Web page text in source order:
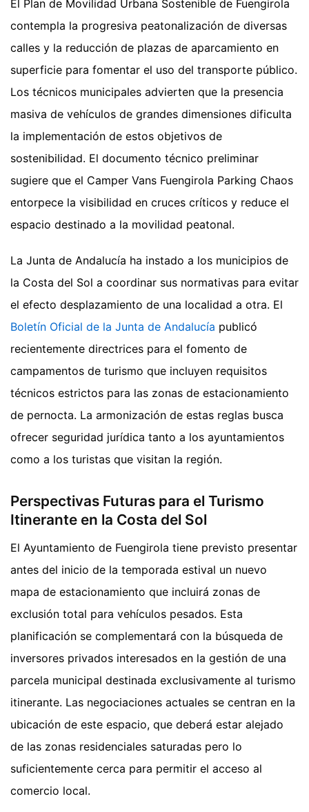
El Plan de Movilidad Urbana Sostenible de Fuengirola
contempla la progresiva peatonalización de diversas
calles y la reducción de plazas de aparcamiento en
superficie para fomentar el uso del transporte público.
Los técnicos municipales advierten que la presencia
masiva de vehículos de grandes dimensiones dificulta
la implementación de estos objetivos de
sostenibilidad. El documento técnico preliminar
sugiere que el Camper Vans Fuengirola Parking Chaos
entorpece la visibilidad en cruces críticos y reduce el
espacio destinado a la movilidad peatonal.
La Junta de Andalucía ha instado a los municipios de
la Costa del Sol a coordinar sus normativas para evitar
el efecto desplazamiento de una localidad a otra. El
Boletín Oficial de la Junta de Andalucía publicó
recientemente directrices para el fomento de
campamentos de turismo que incluyen requisitos
técnicos estrictos para las zonas de estacionamiento
de pernocta. La armonización de estas reglas busca
ofrecer seguridad jurídica tanto a los ayuntamientos
como a los turistas que visitan la región.
Perspectivas Futuras para el Turismo
Itinerante en la Costa del Sol
El Ayuntamiento de Fuengirola tiene previsto presentar
antes del inicio de la temporada estival un nuevo
mapa de estacionamiento que incluirá zonas de
exclusión total para vehículos pesados. Esta
planificación se complementará con la búsqueda de
inversores privados interesados en la gestión de una
parcela municipal destinada exclusivamente al turismo
itinerante. Las negociaciones actuales se centran en la
ubicación de este espacio, que deberá estar alejado
de las zonas residenciales saturadas pero lo
suficientemente cerca para permitir el acceso al
comercio local.